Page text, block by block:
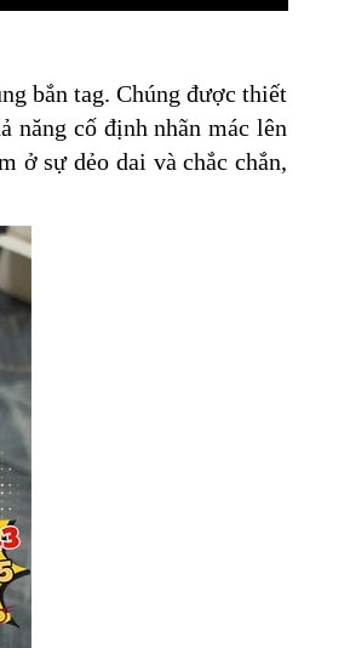
bắn tag. Chúng được thiết
năng cố định nhãn mác lên
ở sự dẻo dai và chắc chắn,